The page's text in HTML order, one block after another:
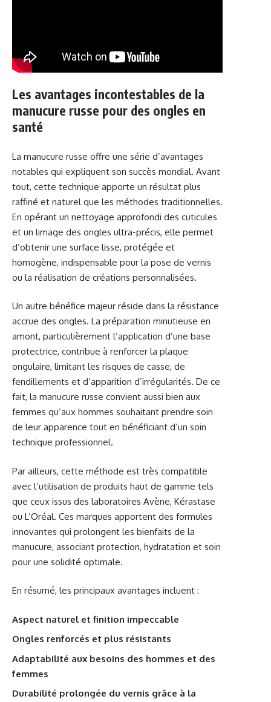
Les avantages incontestables de la
manucure russe pour des ongles en
santé
La manucure russe offre une série d’avantages
notables qui expliquent son succès mondial. Avant
tout, cette technique apporte un résultat plus
raffiné et naturel que les méthodes traditionnelles.
En opérant un nettoyage approfondi des cuticules
et un limage des ongles ultra-précis, elle permet
d’obtenir une surface lisse, protégée et
homogène, indispensable pour la pose de vernis
ou la réalisation de créations personnalisées.
Un autre bénéfice majeur réside dans la résistance
accrue des ongles. La préparation minutieuse en
amont, particulièrement l’application d’une base
protectrice, contribue à renforcer la plaque
ongulaire, limitant les risques de casse, de
fendillements et d’apparition d’irrégularités. De ce
fait, la manucure russe convient aussi bien aux
femmes qu’aux hommes souhaitant prendre soin
de leur apparence tout en bénéficiant d’un soin
technique professionnel.
Par ailleurs, cette méthode est très compatible
avec l’utilisation de produits haut de gamme tels
que ceux issus des laboratoires Avène, Kérastase
ou L’Oréal. Ces marques apportent des formules
innovantes qui prolongent les bienfaits de la
manucure, associant protection, hydratation et soin
pour une solidité optimale.
En résumé, les principaux avantages incluent :
Aspect naturel et finition impeccable
Ongles renforcés et plus résistants
Adaptabilité aux besoins des hommes et des
femmes
Durabilité prolongée du vernis grâce à la